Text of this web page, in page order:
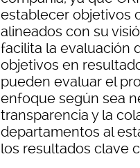
establecer objetivos
alineados con su
facilita la evaluación
objetivos en
pueden evaluar el
enfoque según sea
transparencia y la
departamentos al
los resultados clave